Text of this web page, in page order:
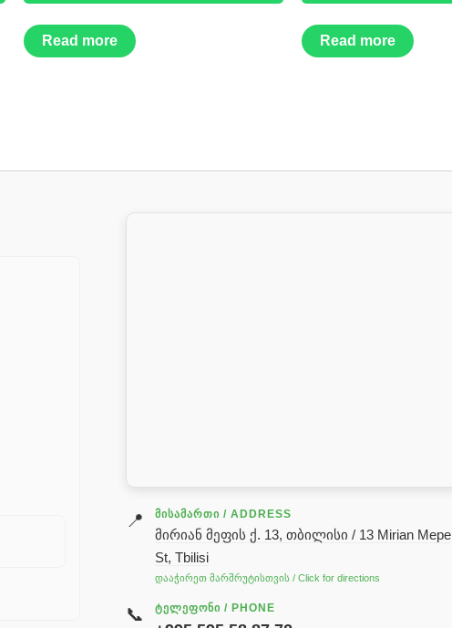
Read more Read more
📍 ᲛᲘᲡᲐᲛᲐᲠᲗᲘ / ADDRESS
მირიან მეფის ქ. 13, თბილისი / 13 Mirian Mepe
St, Tbilisi
დააჭირეთ მარშრუტისთვის / Click for directions
📞 ᲢᲔᲚᲔᲤᲝᲜᲘ / PHONE